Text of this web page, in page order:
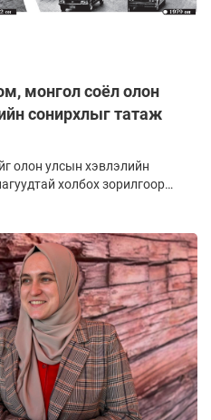
монгол соёл олон
сонирхлыг татаж
олон улсын хэвлэлийн
холбох зорилгоор
Мөн манай улсын
таниулах, монголчууд
оролцохгүйгээр
монгол зохиолчид
газруудад санал
тавьсан байна. Олон
Турк улсад төвтэй
эрх хариуцсан менежер
баярт саатах үеэр нь